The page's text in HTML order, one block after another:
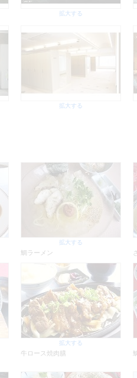
拡大する
拡大する
拡大する
鯛ラーメン
拡大する
牛ロース焼肉膳